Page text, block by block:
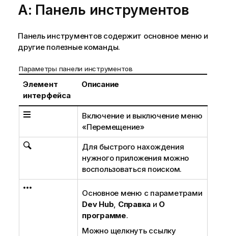
A: Панель инструментов
Панель инструментов содержит основное меню и
другие полезные команды.
Параметры панели инструментов
Элемент
интерфейса
Описание
Включение и выключение меню
«Перемещение»
Для быстрого нахождения
нужного приложения можно
воспользоваться поиском.
Основное меню с параметрами
Dev Hub Справка и О
программе.
Можно щелкнуть ссылку